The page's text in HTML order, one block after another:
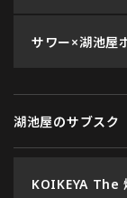
サワー×湖池屋
湖池屋のサブスク
KOIKEYA The